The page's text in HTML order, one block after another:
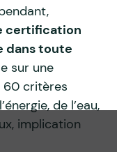
certification
dans toute
sur une
60 critères
de l’eau,
implication